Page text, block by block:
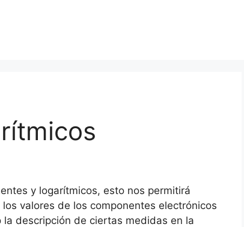
y logarítmicos, esto nos permitirá
valores de los componentes electrónicos
descripción de ciertas medidas en la